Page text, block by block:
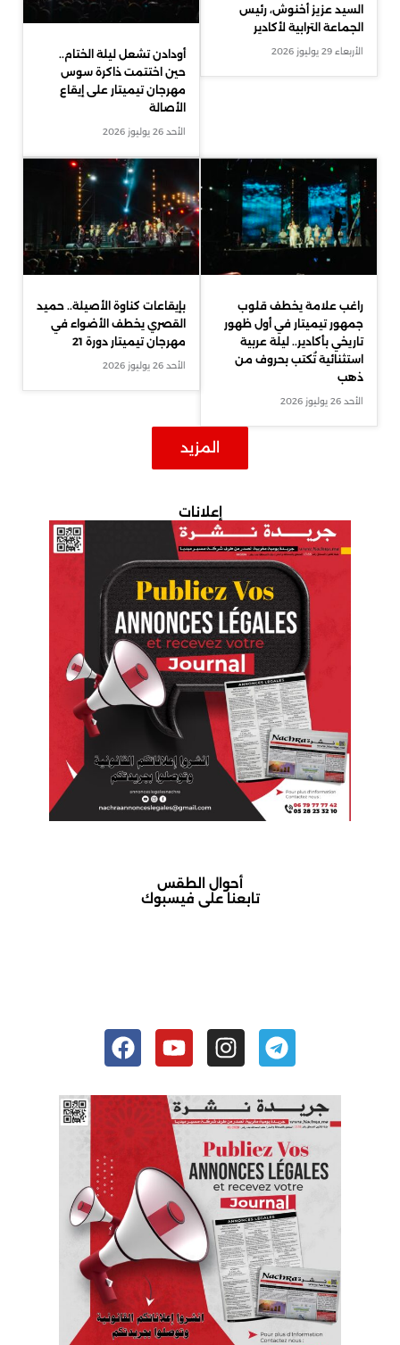
السيد عزيز أخنوش، رئيس
الجماعة الترابية لأكادير
الأربعاء 29 يوليوز 2026
أودادن تشعل ليلة الختام..
حين اختتمت ذاكرة سوس
مهرجان تيميتار على إيقاع
الأصالة
الأحد 26 يوليوز 2026
راغب علامة يخطف قلوب
جمهور تيميتار في أول ظهور
تاريخي بأكادير.. ليلة عربية
استثنائية تُكتب بحروف من
ذهب
الأحد 26 يوليوز 2026
بإيقاعات كناوة الأصيلة.. حميد
القصري يخطف الأضواء في
مهرجان تيميتار دورة 21
الأحد 26 يوليوز 2026
المزيد
إعلانات
أحوال الطقس
أكادير حالة الطقستابعنا على فيسبوك
Telegram
Instagram
Youtube
Facebook